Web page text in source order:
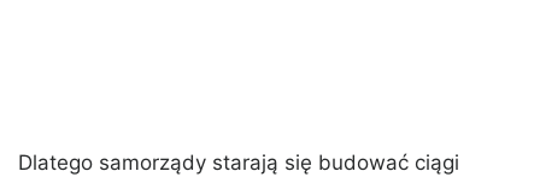
Dlatego samorządy starają się budować ciągi